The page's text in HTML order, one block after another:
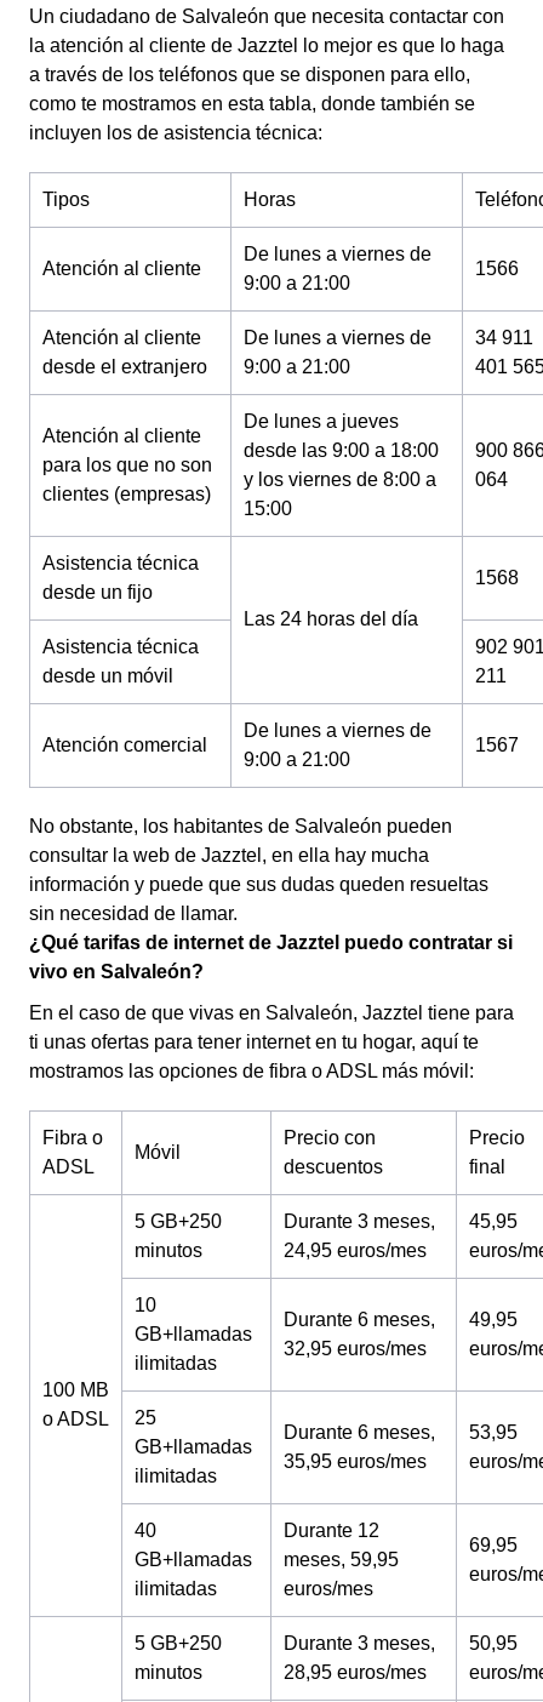
Un ciudadano de Salvaleón que necesita contactar con
la atención al cliente de Jazztel lo mejor es que lo haga
a través de los teléfonos que se disponen para ello,
como te mostramos en esta tabla, donde también se
incluyen los de asistencia técnica:
Tipos Horas
Atención al cliente
De lunes a viernes de
9:00 a 21:00
1566
Atención al cliente
desde el extranjero
De lunes a viernes de
9:00 a 21:00
34 911
401
Atención al cliente
para los que no son
clientes (empresas)
De lunes a jueves
desde las 9:00 a 18:00
y los viernes de 8:00 a
15:00
900
064
Asistencia técnica
desde un fijo
Las 24 horas del día
1568
Asistencia técnica
desde un móvil
902
211
Atención comercial
De lunes a viernes de
9:00 a 21:00
1567
No obstante, los habitantes de Salvaleón pueden
consultar la web de Jazztel, en ella hay mucha
información y puede que sus dudas queden resueltas
sin necesidad de llamar.
¿Qué tarifas de internet de Jazztel puedo contratar si
vivo en Salvaleón?
En el caso de que vivas en Salvaleón, Jazztel tiene para
ti unas ofertas para tener internet en tu hogar, aquí te
mostramos las opciones de fibra o ADSL más móvil:
Fibra o
ADSL
Móvil
Precio con
descuentos
Precio
final
100 MB
o ADSL
5 GB+250
minutos
Durante 3 meses,
24,95 euros/mes
45,95
euros/
10
GB+llamadas
ilimitadas
Durante 6 meses,
32,95 euros/mes
49,95
euros/
25
GB+llamadas
ilimitadas
Durante 6 meses,
35,95 euros/mes
53,95
euros/
40
GB+llamadas
ilimitadas
Durante 12
meses, 59,95
euros/mes
69,95
euros/
5 GB+250
minutos
Durante 3 meses,
28,95 euros/mes
50,95
euros/